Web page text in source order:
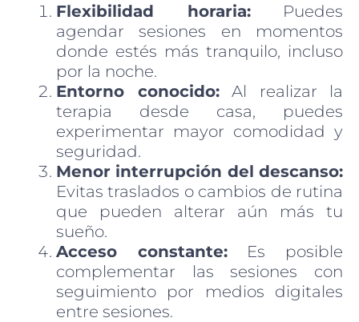
Flexibilidad horaria:Puedes
agendar sesiones en momentos
donde estés más tranquilo, incluso
por la noche.
Entorno conocido:Al realizar la
terapia desde casa, puedes
experimentar mayor comodidad y
seguridad.
Menor interrupción del descanso:
Evitas traslados o cambios de rutina
que pueden alterar aún más tu
sueño.
Acceso constante:Es posible
complementar las sesiones con
seguimiento por medios digitales
entre sesiones.